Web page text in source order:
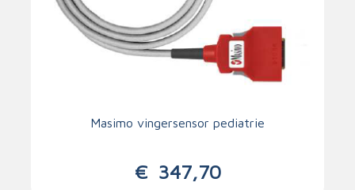
Masimo vingersensor pediatrie
€347,70